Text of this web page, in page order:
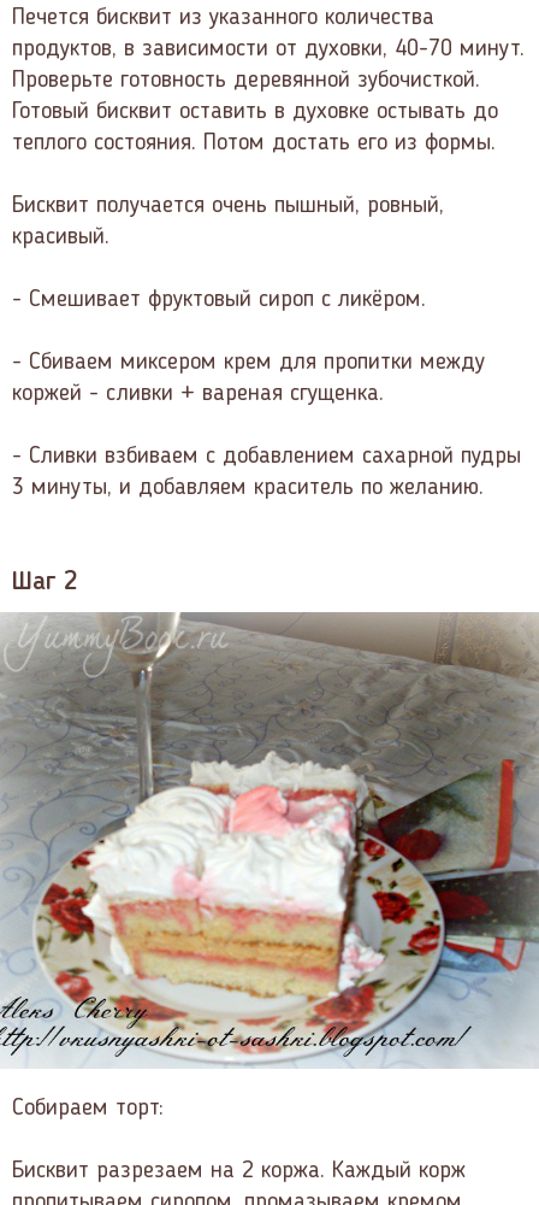
Печется бисквит из указанного количества
продуктов, в зависимости от духовки, 40-70 минут.
Проверьте готовность деревянной зубочисткой.
Готовый бисквит оставить в духовке остывать до
теплого состояния. Потом достать его из формы.
Бисквит получается очень пышный, ровный,
красивый.
- Смешивает фруктовый сироп с ликёром.
- Сбиваем миксером крем для пропитки между
коржей - сливки + вареная сгущенка.
- Сливки взбиваем с добавлением сахарной пудры
3 минуты, и добавляем краситель по желанию.
Шаг 2
Собираем торт:
Бисквит разрезаем на 2 коржа. Каждый корж